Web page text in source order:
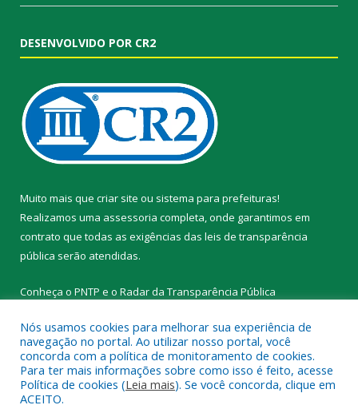
DESENVOLVIDO POR CR2
Muito mais que criar site ou sistema para prefeituras!
Realizamos uma assessoria completa, onde garantimos em
contrato que todas as exigências das leis de transparência
pública serão atendidas.
Conheça o PNTP e o Radar da Transparência Pública
Todos os direitos reservados a Prefeitura Municipal de Novo
Progresso.
Nós usamos cookies para melhorar sua experiência de
navegação no portal. Ao utilizar nosso portal, você
concorda com a política de monitoramento de cookies.
Para ter mais informações sobre como isso é feito, acesse
Política de cookies (Leia mais). Se você concorda, clique em
ACEITO.